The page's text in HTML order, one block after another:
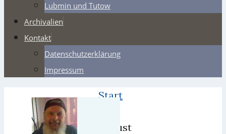
Lubmin und Tutow
Archivalien
Kontakt
Datenschutzerklärung
Impressum
Start
August